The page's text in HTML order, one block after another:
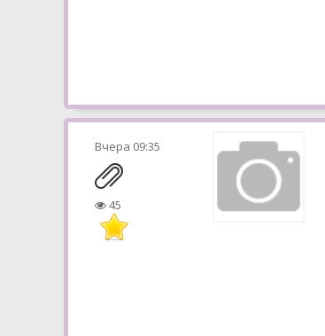
Вчера 09:35
45